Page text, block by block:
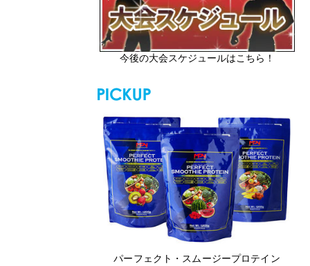
今後の大会スケジュールはこちら！
パーフェクト・スムージープロテイン